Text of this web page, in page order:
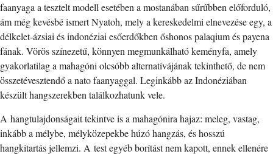
faanyaga a tesztelt modell esetében a mostanában sűrűbben előforduló,
ám még kevésbé ismert Nyatoh, mely a kereskedelmi elnevezése egy, a
délkelet-ázsiai és indonéziai esőerdőkben őshonos palaqium és payena
fának. Vörös színezetű, könnyen megmunkálható keményfa, amely
gyakorlatilag a mahagóni olcsóbb alternatívájának tekinthető, de nem
összetévesztendő a nato faanyaggal. Leginkább az Indonéziában
készült hangszerekben találkozhatunk vele.
A hangtulajdonságait tekintve is a mahagónira hajaz: meleg, vastag,
inkább a mélybe, mélyközepekbe húzó hangzás, és hosszú
hangkitartás jellemzi. A test egyéb borítást nem kapott, ennek ellenére